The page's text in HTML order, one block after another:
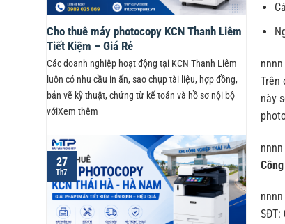
Cho thuê máy photocopy KCN Thanh Liêm
Tiết Kiệm – Giá Rẻ
Các doanh nghiệp hoạt động tại KCN Thanh Liêm
luôn có nhu cầu in ấn, sao chụp tài liệu, hợp đồng,
bản vẽ kỹ thuật, chứng từ kế toán và hồ sơ nội bộ
vớiXem thêm
27
Th7
nnnn
Trên
này
nnnn
nnnn
SĐT: